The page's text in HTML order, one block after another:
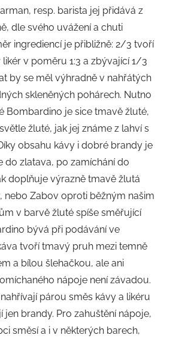
resp. barista jej přidává z
dle svého uvážení a chuti
ingrediencí je přibližně: 2/3 tvoří
likér v poměru 1:3 a zbývající 1/3
by se měl výhradně v nahřátých
skleněných pohárech. Nutno
Bombardino je sice tmavě žluté,
žluté, jak jej známe z lahví s
obsahu kávy i dobré brandy je
do zlatava, po zamíchání do
doplňuje výrazně tmavě žlutá
nebo Zabov oproti běžným našim
v barvě žluté spíše směřující
bývá při podávání ve
tvoří tmavý pruh mezi temně
a bílou šlehačkou, ale ani
nápoje není závadou.
párou směs kávy a likéru
jen brandy. Pro zahuštění nápoje,
směsí a i v některých barech,